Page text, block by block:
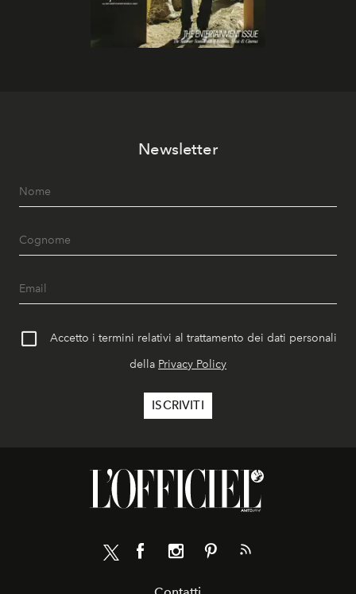
Newsletter
Accetto i termini relativi al trattamento dei dati personali
della Privacy Policy